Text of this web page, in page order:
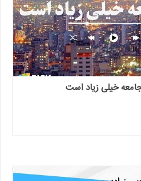
خیلی زیاد است